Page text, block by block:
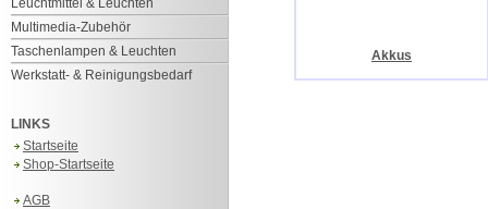
Leuchtmittel & Leuchten
Multimedia-Zubehör
Taschenlampen & Leuchten
Werkstatt- & Reinigungsbedarf
LINKS
Startseite
Shop-Startseite
AGB
Akkus